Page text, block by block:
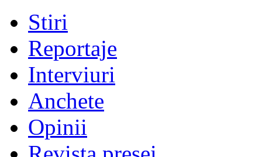
Stiri
Reportaje
Interviuri
Anchete
Opinii